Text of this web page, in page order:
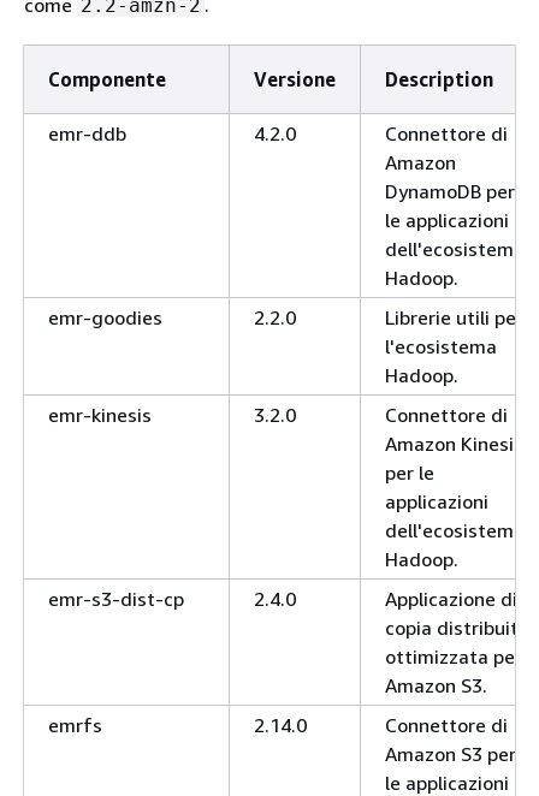
2.2-amzn-2
Componente Versione Description
emr-ddb 4.2.0
Connettore di
Amazon
DynamoDB per
le applicazioni
dell'ecosistema
Hadoop.
emr-goodies
2.2.0
Librerie utili per
l'ecosistema
Hadoop.
emr-kinesis
3.2.0
Connettore di
Amazon Kinesis
per le
applicazioni
dell'ecosistema
Hadoop.
emr-s3-dist-cp
2.4.0
Applicazione di
copia distribuita
ottimizzata per
Amazon S3.
emrfs
2.14.0
Connettore di
Amazon S3 per
le applicazioni